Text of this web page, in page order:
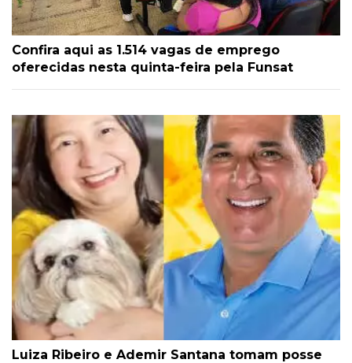
Confira aqui as 1.514 vagas de emprego
oferecidas nesta quinta-feira pela Funsat
Luiza Ribeiro e Ademir Santana tomam posse